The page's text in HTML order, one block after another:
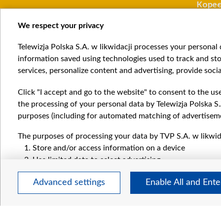
ВІЙНА
Item
1
of
Погляд
We respect your privacy
Telewizja Polska S.A. w likwidacji processes your
information saved using technologies used to track and
services, personalize content and advertising, provide
Click "I accept and go to the website" to consent to the
the processing of your personal data by Telewizja Polska
purposes (including for automated matching of
The purposes of processing your data by TVP S.A. w
Store and/or access information on a device
Use limited data to select advertising
Create profiles for personalised advertising
Use profiles to select personalised advertising
Create profiles to personalise content
Advanced settings Enable All and